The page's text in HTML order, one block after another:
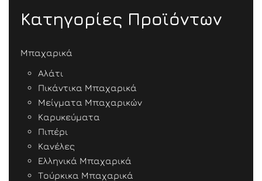
Κατηγορίες Προϊόντων
Μπαχαρικά
Αλάτι
Πικάντικα Μπαχαρικά
Μείγματα Μπαχαρικών
Καρυκεύματα
Πιπέρι
Κανέλες
Ελληνικά Μπαχαρικά
Τούρκικα Μπαχαρικά